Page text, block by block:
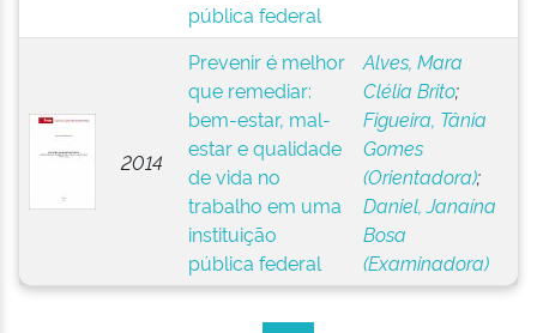
pública federal
2014
Prevenir é melhor
que remediar:
bem-estar, mal-
estar e qualidade
de vida no
trabalho em uma
instituição
pública federal
Alves, Mara
Clélia Brito;
Figueira, Tânia
Gomes
(Orientadora);
Daniel, Janaína
Bosa
(Examinadora)